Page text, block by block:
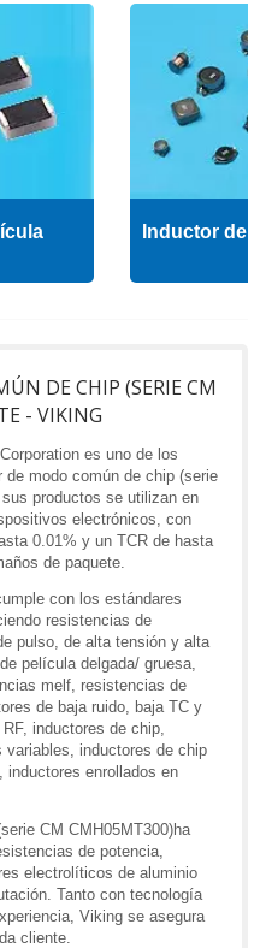
Inductor de
DE CHIP (SERIE CM
- VIKING
es uno de los
modo común de chip (serie
productos se utilizan en
electrónicos, con
0.01% y un TCR de hasta
de paquete.
con los estándares
resistencias de
pulso, de alta tensión y alta
película delgada/ gruesa,
melf, resistencias de
de baja ruido, baja TC y
inductores de chip,
variables, inductores de chip
inductores enrollados en
CM CMH05MT300)ha
de potencia,
electrolíticos de aluminio
Tanto con tecnología
Viking se asegura
cliente.